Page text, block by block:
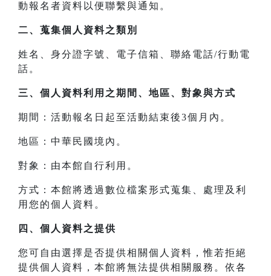
動報名者資料以便聯繫與通知。
二、 蒐集個人資料之類別
姓名、身分證字號、電子信箱、聯絡電話/行動電
話。
三、 個人資料利用之期間、地區、對象與方式
期間：活動報名日起至活動結束後3個月內。
地區：中華民國境內。
對象：由本館自行利用。
方式：本館將透過數位檔案形式蒐集、處理及利
用您的個人資料。
四、 個人資料之提供
您可自由選擇是否提供相關個人資料，惟若拒絕
提供個人資料，本館將無法提供相關服務。依各